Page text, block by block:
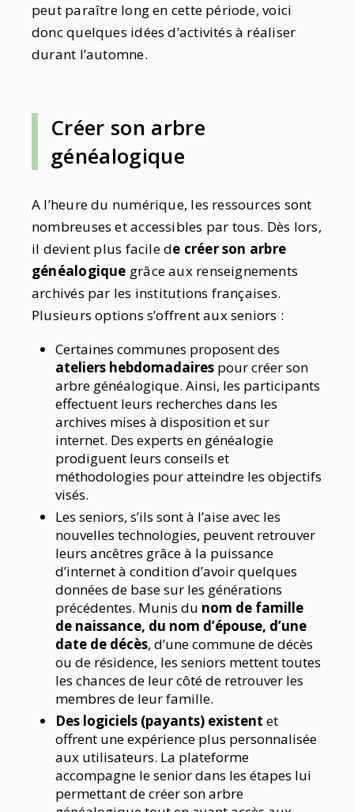
peut paraître long en cette période, voici
donc quelques idées d’activités à réaliser
durant l’automne.
Créer son arbre
généalogique
A l’heure du numérique, les ressources sont
nombreuses et accessibles par tous. Dès lors,
il devient plus facile de créer son arbre
généalogique grâce aux renseignements
archivés par les institutions françaises.
Plusieurs options s’offrent aux seniors :
Certaines communes proposent des
ateliers hebdomadaires pour créer son
arbre généalogique. Ainsi, les participants
effectuent leurs recherches dans les
archives mises à disposition et sur
internet. Des experts en généalogie
prodiguent leurs conseils et
méthodologies pour atteindre les objectifs
visés.
Les seniors, s’ils sont à l’aise avec les
nouvelles technologies, peuvent retrouver
leurs ancêtres grâce à la puissance
d’internet à condition d’avoir quelques
données de base sur les générations
précédentes. Munis du nom de famille
de naissance, du nom d’épouse, d’une
date de décès, d’une commune de décès
ou de résidence, les seniors mettent toutes
les chances de leur côté de retrouver les
membres de leur famille.
Des logiciels (payants) existent et
offrent une expérience plus personnalisée
aux utilisateurs. La plateforme
accompagne le senior dans les étapes lui
permettant de créer son arbre